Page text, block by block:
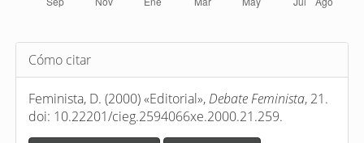
Detalles
del
artículo
Cómo citar
Feminista, D. (2000) «Editorial», Debate Feminista, 21.
doi: 10.22201/cieg.2594066xe.2000.21.259.